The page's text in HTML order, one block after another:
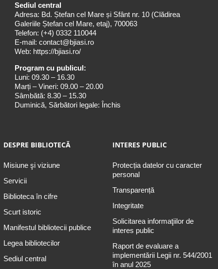
Sediul central
Adresa: Bd. Ștefan cel Mare și Sfânt nr. 10 (Clădirea
Galeriile Ștefan cel Mare, etaj), 700063
Telefon: (+4) 0332 110044
E-mail: contact@bjiasi.ro
Web: https://bjiasi.ro/
Program cu publicul:
Luni: 09.30 – 16.30
Marți – Vineri: 09.00 – 20.00
Sâmbătă: 8.30 – 15.30
Duminică, Sărbători legale: Închis
DESPRE BIBLIOTECĂ
Misiune şi viziune
Servicii
Biblioteca în cifre
Scurt istoric
Manifestul bibliotecii publice
Legea bibliotecilor
Sediul central
INTERES PUBLIC
Protecția datelor cu caracter
personal
Transparență
Integritate
Solicitarea informaţiilor de
interes public
Raport de evaluare a
implementării Legii nr. 544/2001
în anul 2025